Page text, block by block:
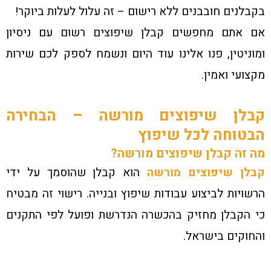
בקבלנים חובבנים ללא רישום – זה עלול לעלות ביוקר!
אם אתם מחפשים קבלן שיפוצים רשום עם ניסיון
ומוניטין, פנו אלינו עוד היום ונשמח לספק לכם שירות
מקצועי ואמין.
קבלן שיפוצים מורשה – הבחירה
הבטוחה לכל שיפוץ
מה זה קבלן שיפוצים מורשה?
קבלן שיפוצים מורשה הוא קבלן שהוסמך על ידי
הרשויות לביצוע עבודות שיפוץ ובנייה. רישוי זה מבטיח
כי הקבלן מחזיק בהכשרה הנדרשת ופועל לפי התקנים
והחוקים בישראל.